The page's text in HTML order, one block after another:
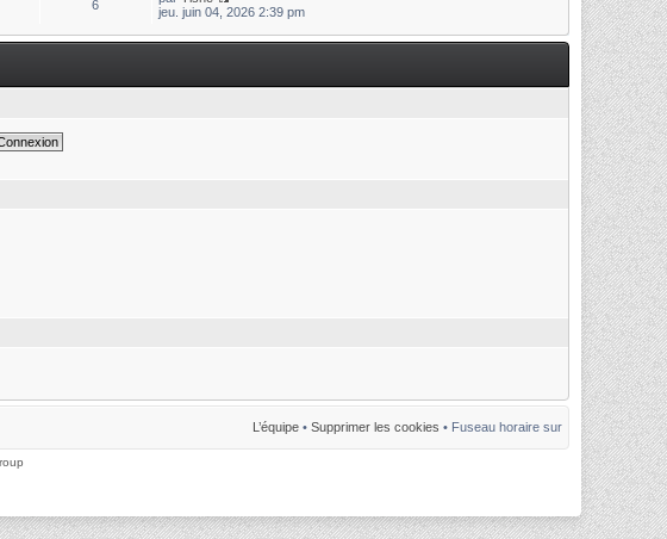
6
jeu. juin 04, 2026 2:39 pm
L’équipe • Supprimer les cookies • Fuseau horaire sur